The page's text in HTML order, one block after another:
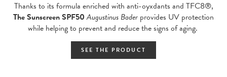
Thanks to its formula enriched with anti-oyxdants and TFC8®,
The Sunscreen SPF50 Augustinus Bader provides UV protection
while helping to prevent and reduce the signs of aging.
SEE THE PRODUCT